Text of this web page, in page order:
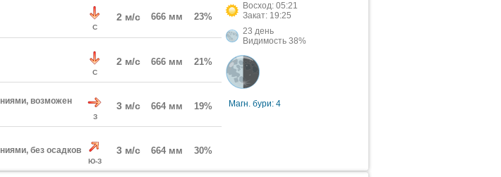
С
2 м/с 666 мм 23%
С
2 м/с 666 мм 21%
возможен
З
3 м/с 664 мм 19%
без осадков
Ю-З
3 м/с 664 мм 30%
Восход: 05:21
Закат: 19:25
23 день
Видимость 38%
Магн. бури: 4